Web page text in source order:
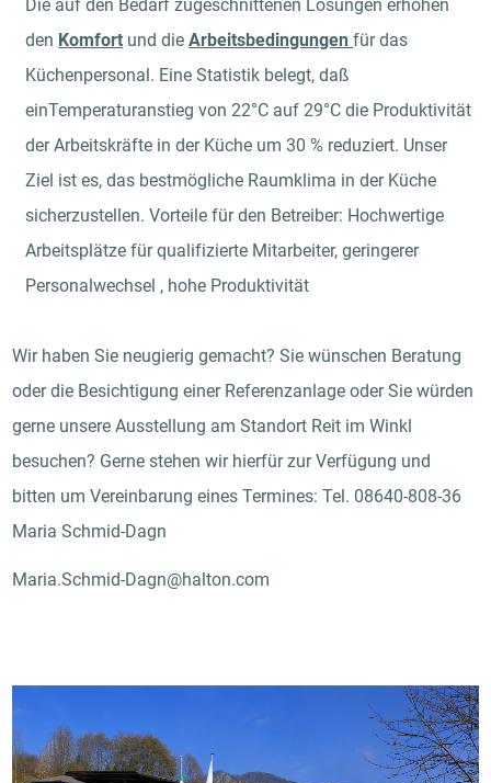
Die auf den Bedarf zugeschnittenen Lösungen erhöhen
den Komfort und dieArbeitsbedingungenfür das
Küchenpersonal. Eine Statistik belegt, daß
einTemperaturanstieg von 22°C auf 29°C die Produktivität
der Arbeitskräfte in der Küche um 30 % reduziert. Unser
Ziel ist es, das bestmögliche Raumklima in der Küche
sicherzustellen. Vorteile für den Betreiber: Hochwertige
Arbeitsplätze für qualifizierte Mitarbeiter, geringerer
Personalwechsel , hohe Produktivität
Wir haben Sie neugierig gemacht? Sie wünschen Beratung
oder die Besichtigung einer Referenzanlage oder Sie würden
gerne unsere Ausstellung am Standort Reit im Winkl
besuchen? Gerne stehen wir hierfür zur Verfügung und
bitten um Vereinbarung eines Termines: Tel. 08640-808-36
Maria Schmid-Dagn
Maria.Schmid-Dagn@halton.com